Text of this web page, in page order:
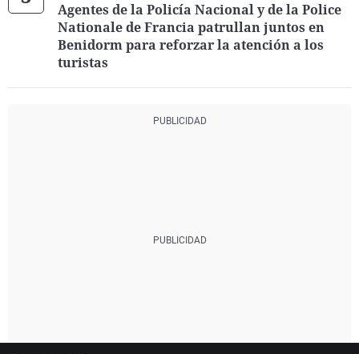
Agentes de la Policía Nacional y de la Police
Nationale de Francia patrullan juntos en
Benidorm para reforzar la atención a los
turistas